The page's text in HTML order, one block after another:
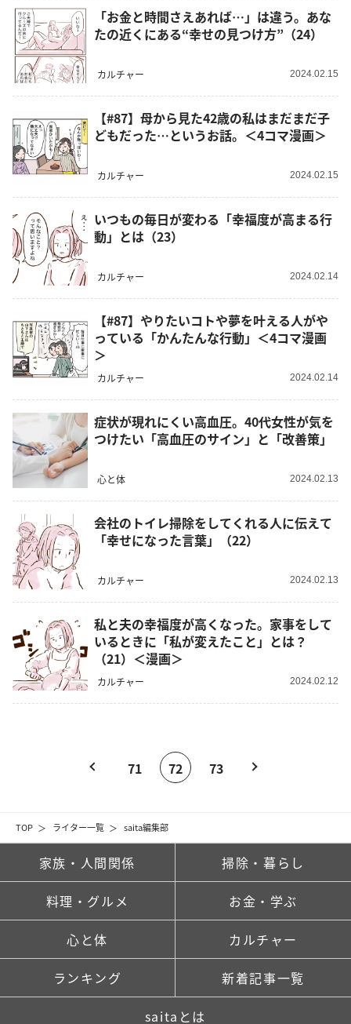
TOP ライター一覧 saita編集部
「お金と時間さえあれば…」は違う。あな
たの近くにある“幸せの見つけ方”（24）
カルチャー 2024.02.15
【#87】母から見た42歳の私はまだまだ子
どもだった…というお話。＜4コマ漫画＞
カルチャー 2024.02.15
いつもの毎日が変わる「幸福度が高まる行
動」とは（23）
カルチャー 2024.02.14
【#87】やりたいコトや夢を叶える人がや
っている「かんたんな行動」＜4コマ漫画
＞
カルチャー 2024.02.14
症状が現れにくい高血圧。40代女性が気を
つけたい「高血圧のサイン」と「改善策」
心と体 2024.02.13
会社のトイレ掃除をしてくれる人に伝えて
「幸せになった言葉」（22）
カルチャー 2024.02.13
私と夫の幸福度が高くなった。家事をして
いるときに「私が変えたこと」とは？
（21）＜漫画＞
カルチャー 2024.02.12
71 72 73
家族・人間関係 掃除・暮らし
料理・グルメ お金・学ぶ
心と体 カルチャー
ランキング 新着記事一覧
saitaとは